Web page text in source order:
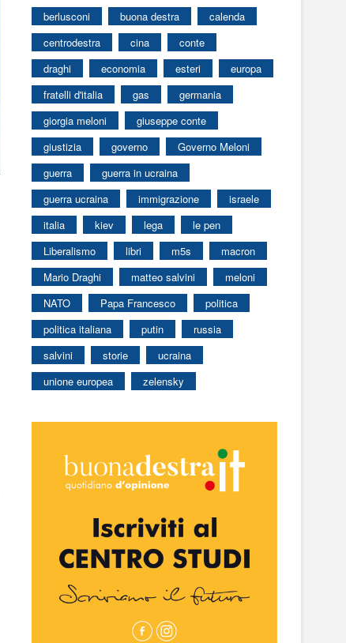
berlusconi buona destra
calenda
centrodestra
cina
conte
draghi
economia esteri
europa
fratelli d'italia
gas
germania
giorgia meloni
giuseppe conte
giustizia
governo
Governo Meloni
guerra
guerra in ucraina
guerra ucraina
immigrazione
israele
italia
kiev lega
le pen
Liberalismo
libri m5s
macron
Mario Draghi
matteo salvini
meloni
NATO
Papa Francesco
politica
politica italiana
putin
russia
salvini
storie
ucraina
unione europea
zelensky